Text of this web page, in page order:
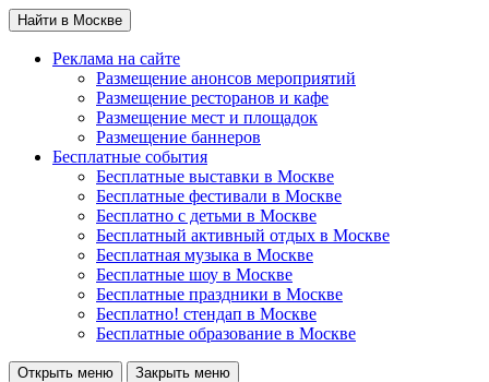
Найти в Москве
Реклама на сайте
Размещение анонсов мероприятий
Размещение ресторанов и кафе
Размещение мест и площадок
Размещение баннеров
Бесплатные события
Бесплатные выставки в Москве
Бесплатные фестивали в Москве
Бесплатно с детьми в Москве
Бесплатный активный отдых в Москве
Бесплатная музыка в Москве
Бесплатные шоу в Москве
Бесплатные праздники в Москве
Бесплатно! стендап в Москве
Бесплатные образование в Москве
Открыть меню Закрыть меню